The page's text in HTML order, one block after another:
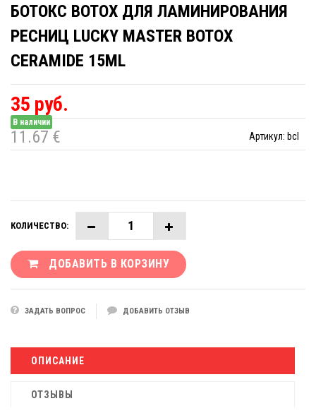
БОТОКС BOTOX ДЛЯ ЛАМИНИРОВАНИЯ
РЕСНИЦ LUCKY MASTER BOTOX
CERAMIDE 15ML
35 руб.
В наличии
Артикул: bcl
11.67 €
КОЛИЧЕСТВО:
ДОБАВИТЬ В КОРЗИНУ
ЗАДАТЬ ВОПРОС ДОБАВИТЬ ОТЗЫВ
ОПИСАНИЕ
ОТЗЫВЫ